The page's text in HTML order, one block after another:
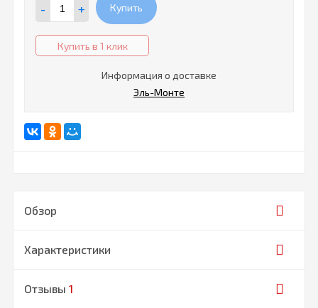
- + Купить
Купить в 1 клик
Информация о доставке
Эль-Монте
Обзор
Характеристики
Отзывы 1